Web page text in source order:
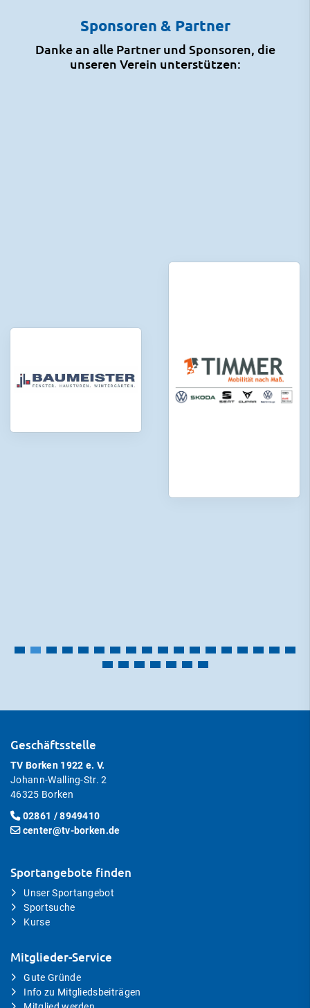
Sponsoren & Partner
Danke an alle Partner und Sponsoren, die
unseren Verein unterstützen:
Geschäftsstelle
TV Borken 1922 e. V.
Johann-Walling-Str. 2
46325 Borken
02861 / 8949410
center@tv-borken.de
Sportangebote finden
Unser Sportangebot
Sportsuche
Kurse
Mitglieder-Service
Gute Gründe
Info zu Mitgliedsbeiträgen